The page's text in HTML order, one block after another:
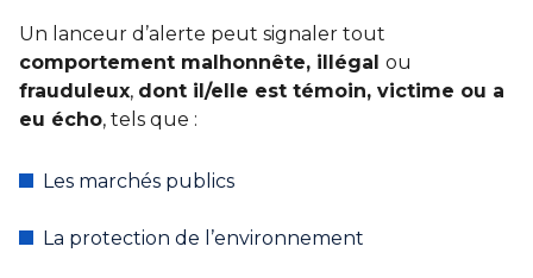
Un lanceur d’alerte peut signaler tout
comportement malhonnête, illégal ou
frauduleux, dont il/elle est témoin, victime ou a
eu écho, tels que :
Les marchés publics
La protection de l’environnement